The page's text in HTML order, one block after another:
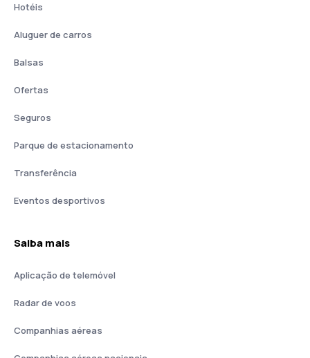
Hotéis
Aluguer de carros
Balsas
Ofertas
Seguros
Parque de estacionamento
Transferência
Eventos desportivos
Saiba mais
Aplicação de telemóvel
Radar de voos
Companhias aéreas